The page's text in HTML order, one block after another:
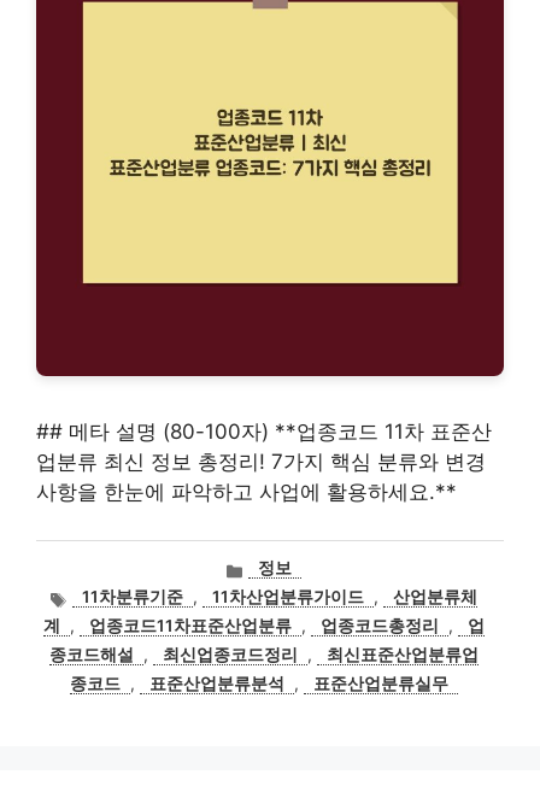
## 메타 설명 (80-100자) **업종코드 11차 표준산
업분류 최신 정보 총정리! 7가지 핵심 분류와 변경
사항을 한눈에 파악하고 사업에 활용하세요.**
카
테
고
리
정보
태11차분류기준 , 11차산업분류가이드 ,
산업분류체
계
, 업종코드11차표준산업분류 , 업종코드총정리 ,
업
종코드해설
, 최신업종코드정리 ,
최신표준산업분류업
종코드 , 표준산업분류분석 , 표준산업분류실무